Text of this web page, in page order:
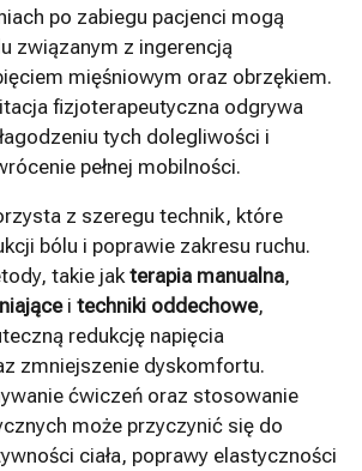
po zabiegu pacjenci mogą
związanym z ingerencją
mięśniowym oraz obrzękiem.
fizjoterapeutyczna odgrywa
tych dolegliwości i
pełnej mobilności.
z szeregu technik, które
bólu i poprawie zakresu ruchu.
takie jak terapia manualna,
i techniki oddechowe,
redukcję napięcia
zmniejszenie dyskomfortu.
ćwiczeń oraz stosowanie
może przyczynić się do
ciała, poprawy elastyczności